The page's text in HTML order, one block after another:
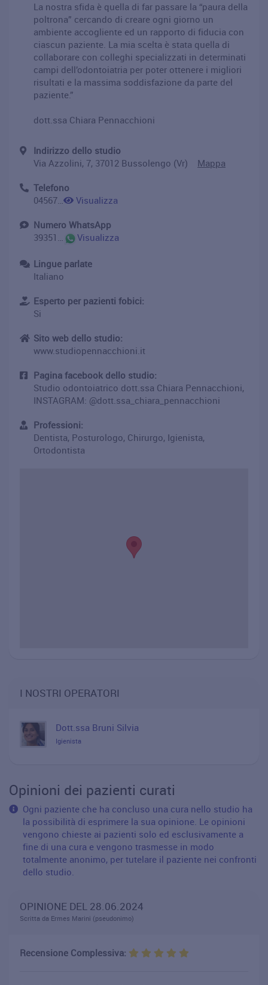
La nostra sfida è quella di far passare la “paura della
poltrona” cercando di creare ogni giorno un
ambiente accogliente ed un rapporto di fiducia con
ciascun paziente. La mia scelta è stata quella di
collaborare con colleghi specializzati in determinati
campi dell’odontoiatria per poter ottenere i migliori
risultati e la massima soddisfazione da parte del
paziente.”
dott.ssa Chiara Pennacchioni
Indirizzo dello studio
Via Azzolini, 7, 37012 Bussolengo (Vr) Mappa
Telefono
0456704313
Visualizza
Numero WhatsApp
393517784113
Visualizza
Lingue parlate
Italiano
Esperto per pazienti fobici:
Si
Sito web dello studio:
www.studiopennacchioni.it
Pagina facebook dello studio:
Studio odontoiatrico dott.ssa Chiara Pennacchioni,
INSTAGRAM: @dott.ssa_chiara_pennacchioni
Professioni:
Dentista, Posturologo, Chirurgo, Igienista,
Ortodontista
I NOSTRI OPERATORI
Dott.ssa Bruni Silvia
Igienista
Opinioni dei pazienti curati
Ogni paziente che ha concluso una cura nello studio ha
la possibilità di esprimere la sua opinione. Le opinioni
vengono chieste ai pazienti solo ed esclusivamente a
fine di una cura e vengono trasmesse in modo
totalmente anonimo, per tutelare il paziente nei confronti
dello studio.
OPINIONE DEL 28.06.2024
Scritta da Ermes Marini (pseudonimo)
Recensione Complessiva: